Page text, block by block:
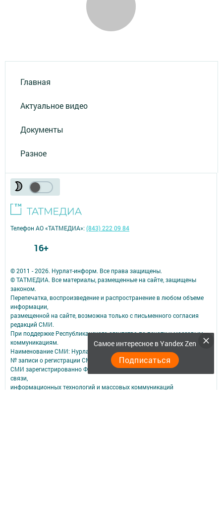
Главная
Актуальное видео
Документы
Разное
Самое интересное в Yandex Zen
Подписаться
© 2011 - 2026. Нурлат-⁠информ. Все права защищены.
© ТАТМЕДИА. Все материалы, размещенные на сайте, защищены
законом.
Перепечатка, воспроизведение и распространение в любом объеме
информации,
размещенной на сайте, возможна только с письменного согласия
редакций СМИ.
При поддержке Республиканского агентства по печати и массовым
коммуникациям.
Наименование СМИ: Нурлат-⁠информ
№ записи о регистрации СМИ, дата: ЭЛ № ФС 77 -⁠ 73782 от 05.10.2018
СМИ зарегистрированно Федеральной службой по надзору в сфере
связи,
информационных технологий и массовых коммуникаций
Телефон АО «ТАТМЕДИА»:(843) 222 09 84
16+